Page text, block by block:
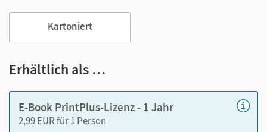
Notizen erstellen
Text ergänzen
im Text suchen
zoomen
Kartoniert
Erhältlich als …
E-Book PrintPlus-Lizenz - 1 Jahr
2,99 EUR für 1 Person